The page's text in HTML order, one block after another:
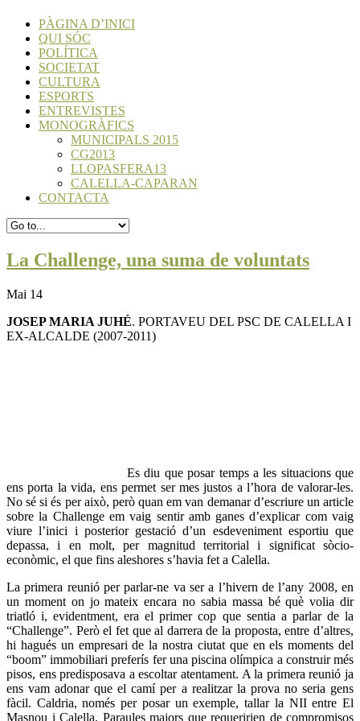
PÀGINA D’INICI
QUI SÓC
POLÍTICA
SOCIETAT
CULTURA
ESPORTS
ENTREVISTES
MONOGRÀFICS
MUNICIPALS 2015
CG2013
LLOPASFERA13
CALELLA-CAPARAN
CONTACTA
La Challenge, una suma de voluntats
Mai 14
JOSEP MARIA JUHÉ. PORTAVEU DEL PSC DE CALELLA I
EX-ALCALDE (2007-2011)
Es diu que posar temps a les situacions que
ens porta la vida, ens permet ser mes justos a l’hora de valorar-les.
No sé si és per això, però quan em van demanar d’escriure un article
sobre la Challenge em vaig sentir amb ganes d’explicar com vaig
viure l’inici i posterior gestació d’un esdeveniment esportiu que
depassa, i en molt, per magnitud territorial i significat sòcio-
econòmic, el que fins aleshores s’havia fet a Calella.
La primera reunió per parlar-ne va ser a l’hivern de l’any 2008, en
un moment on jo mateix encara no sabia massa bé què volia dir
triatló i, evidentment, era el primer cop que sentia a parlar de la
“Challenge”. Però el fet que al darrera de la proposta, entre d’altres,
hi hagués un empresari de la nostra ciutat que en els moments del
“boom” immobiliari preferís fer una piscina olímpica a construir més
pisos, ens predisposava a escoltar atentament. A la primera reunió ja
ens vam adonar que el camí per a realitzar la prova no seria gens
fàcil. Caldria, només per posar un exemple, tallar la NII entre El
Masnou i Calella. Paraules majors que requeririen de compromisos